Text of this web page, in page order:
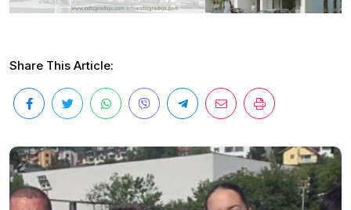
Share This Article: